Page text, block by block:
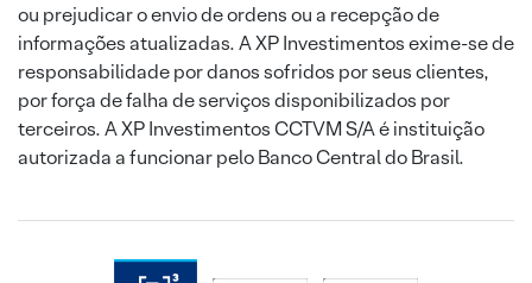
ou prejudicar o envio de ordens ou a recepção de
informações atualizadas. A XP Investimentos exime-se de
responsabilidade por danos sofridos por seus clientes,
por força de falha de serviços disponibilizados por
terceiros. A XP Investimentos CCTVM S/A é instituição
autorizada a funcionar pelo Banco Central do Brasil.